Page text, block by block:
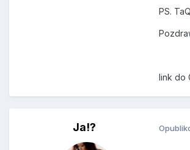
PS.
link do
Ja!?